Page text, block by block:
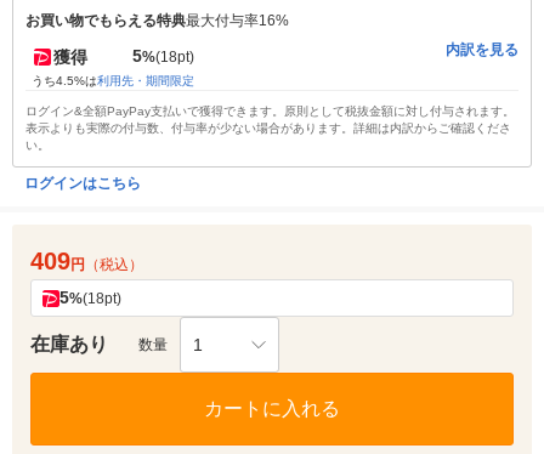
お買い物でもらえる特典最大付与率16%
獲得 5%(18pt)
うち4.5%は利用先・期間限定
内訳を見る
ログイン&全額PayPay支払いで獲得できます。原則として税抜金額に対し付与されます。
表示よりも実際の付与数、付与率が少ない場合があります。詳細は内訳からご確認くださ
い。
ログインはこちら
409円 （税込）
5%(18pt)
在庫あり 数量 1
カートに入れる